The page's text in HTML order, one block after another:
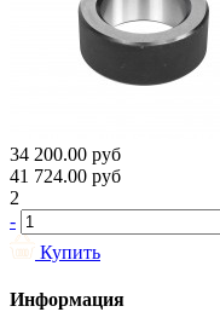
34 200.00 руб
41 724.00 руб
2
-
Купить
Информация